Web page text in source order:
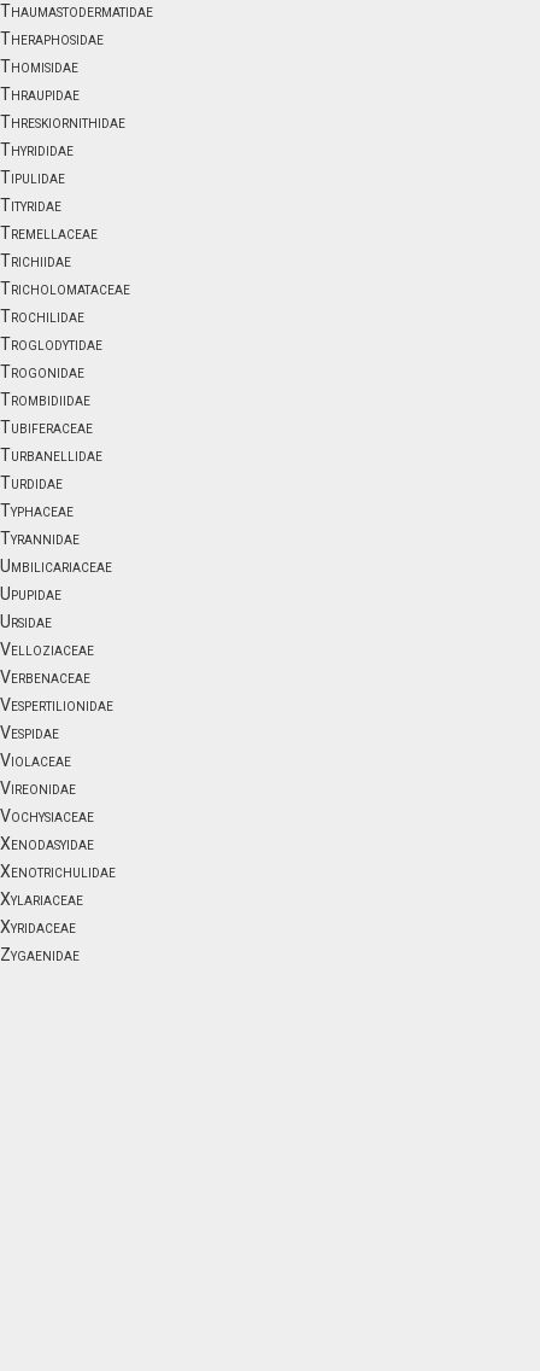
Thaumastodermatidae
Theraphosidae
Thomisidae
Thraupidae
Threskiornithidae
Thyrididae
Tipulidae
Tityridae
Tremellaceae
Trichiidae
Tricholomataceae
Trochilidae
Troglodytidae
Trogonidae
Trombidiidae
Tubiferaceae
Turbanellidae
Turdidae
Typhaceae
Tyrannidae
Umbilicariaceae
Upupidae
Ursidae
Velloziaceae
Verbenaceae
Vespertilionidae
Vespidae
Violaceae
Vireonidae
Vochysiaceae
Xenodasyidae
Xenotrichulidae
Xylariaceae
Xyridaceae
Zygaenidae